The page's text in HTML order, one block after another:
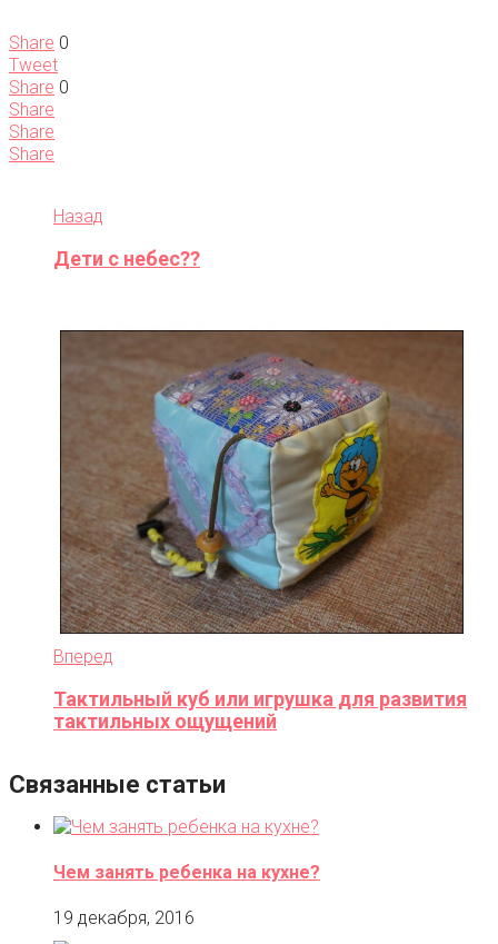
Share 0
Tweet
Share 0
Share
Share
Share
Назад
Дети с небес??
Вперед
Тактильный куб или игрушка для развития
тактильных ощущений
Связанные статьи
Чем занять ребенка на кухне?
19 декабря, 2016